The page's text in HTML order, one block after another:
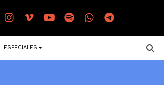
ESPECIALES